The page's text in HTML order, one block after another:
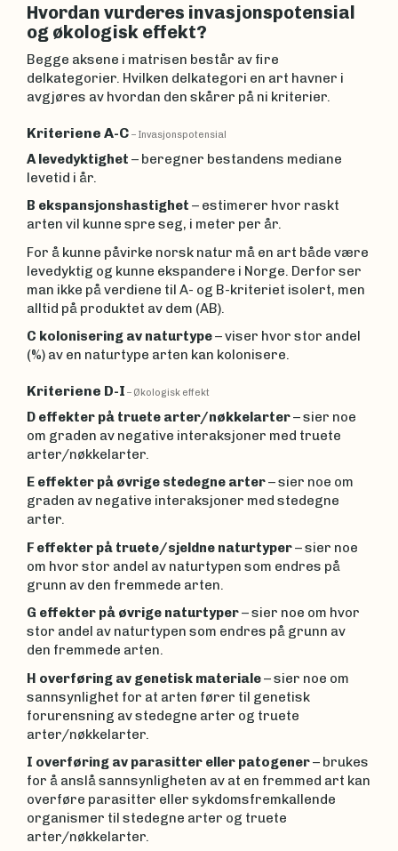
Hvordan vurderes invasjonspotensial
og økologisk effekt?
Begge aksene i matrisen består av fire
delkategorier. Hvilken delkategori en art havner i
avgjøres av hvordan den skårer på ni kriterier.
Kriteriene A-C – Invasjonspotensial
A levedyktighet – beregner bestandens mediane
levetid i år.
B ekspansjonshastighet – estimerer hvor raskt
arten vil kunne spre seg, i meter per år.
For å kunne påvirke norsk natur må en art både være
levedyktig og kunne ekspandere i Norge. Derfor ser
man ikke på verdiene til A- og B-kriteriet isolert, men
alltid på produktet av dem (AB).
C kolonisering av naturtype– viser hvor stor andel
(%) av en naturtype arten kan kolonisere.
Kriteriene D-I – Økologisk effekt
D effekter på truete arter/nøkkelarter– sier noe
om graden av negative interaksjoner med truete
arter/nøkkelarter.
E effekter på øvrige stedegne arter– sier noe om
graden av negative interaksjoner med stedegne
arter.
F effekter på truete/sjeldne naturtyper– sier noe
om hvor stor andel av naturtypen som endres på
grunn av den fremmede arten.
G effekter på øvrige naturtyper– sier noe om hvor
stor andel av naturtypen som endres på grunn av
den fremmede arten.
H overføring av genetisk materiale– sier noe om
sannsynlighet for at arten fører til genetisk
forurensning av stedegne arter og truete
arter/nøkkelarter.
I overføring av parasitter eller patogener– brukes
for å anslå sannsynligheten av at en fremmed art kan
overføre parasitter eller sykdomsfremkallende
organismer til stedegne arter og truete
arter/nøkkelarter.